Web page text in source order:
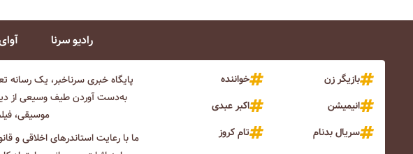
رادیو سرنا
بازیگر زن
خواننده
انیمیشن
اکبر عبدی
سریال بدنام
تام کروز
پایگاه خبری سرناخبر، یک
به‌دست آوردن طیف وسیعی از
موسیقی،
ما با رعایت استاندرهای اخلاقی و